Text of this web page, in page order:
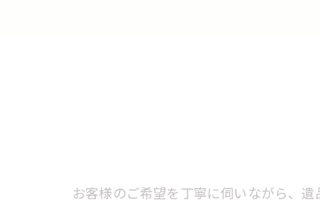
お客様のご希望を丁寧に伺いながら、